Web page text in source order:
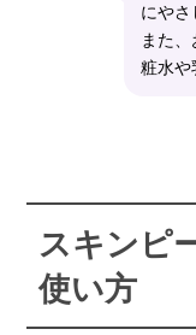
にやさ
また
粧水や
スキンピ
使い方